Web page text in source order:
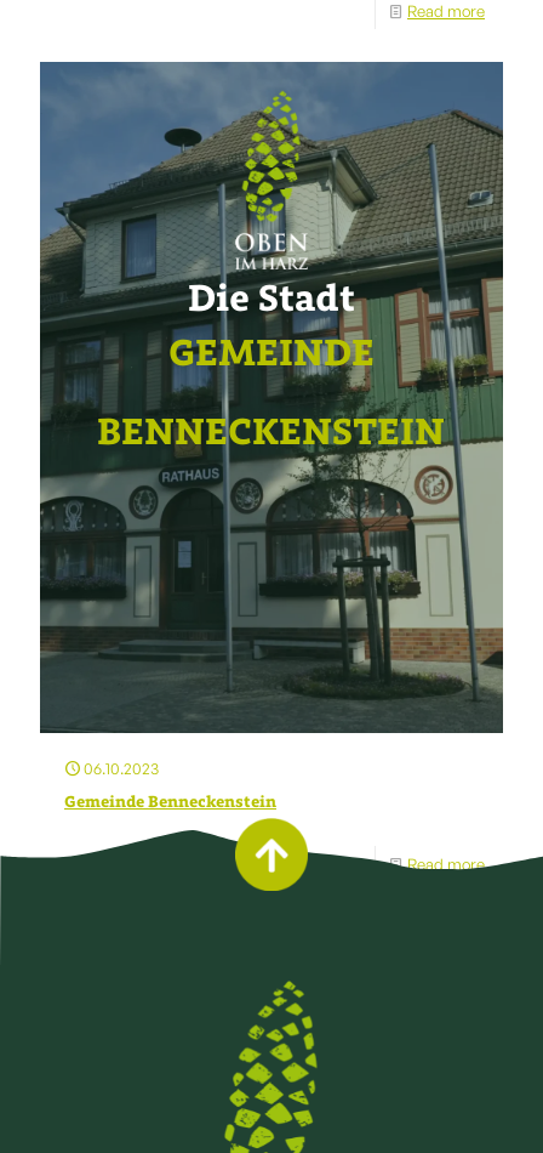
Read more
Die Stadt
GEMEINDE
BENNECKENSTEIN
06.10.2023
Gemeinde Benneckenstein
Read more